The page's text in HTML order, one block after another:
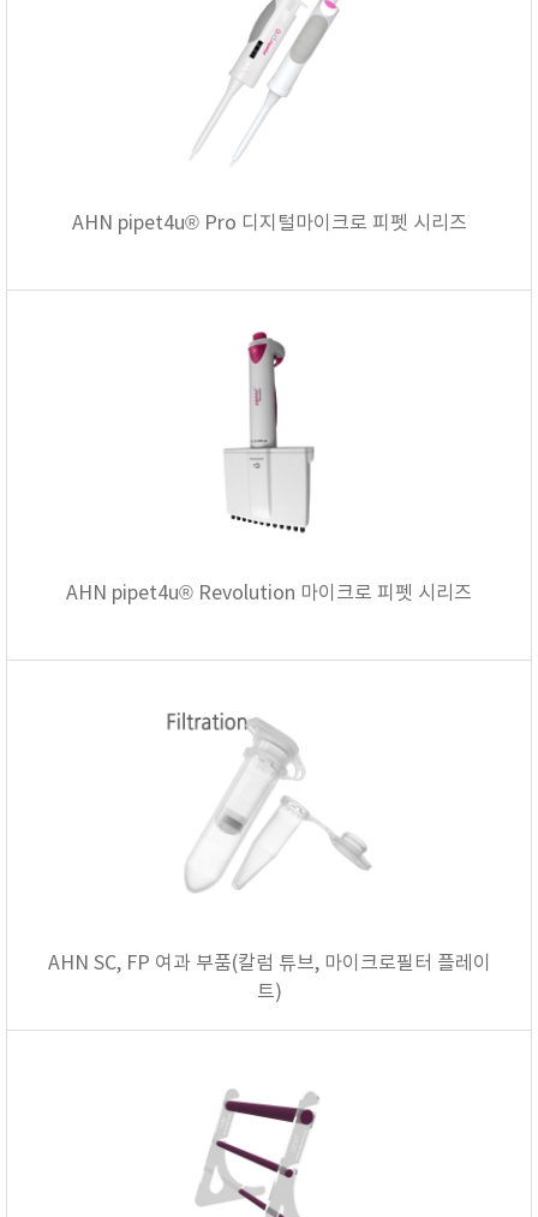
AHN pipet4u® Pro 디지털마이크로 피펫 시리즈
AHN pipet4u® Revolution 마이크로 피펫 시리즈
AHN SC, FP 여과 부품(칼럼 튜브, 마이크로필터 플레이
트)